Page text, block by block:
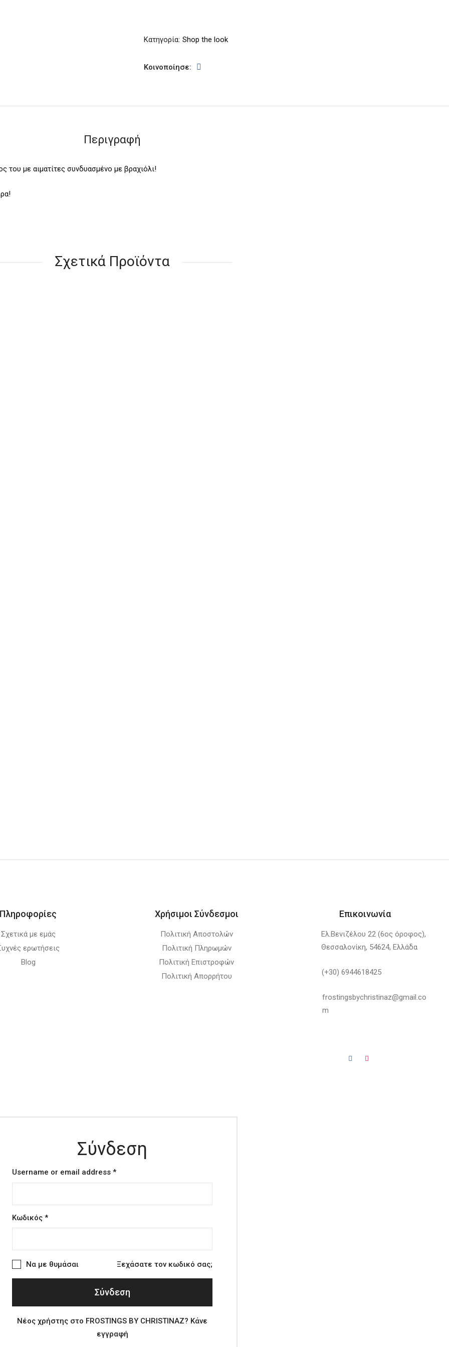
Κατηγορία: Shop the look
Κοινοποίησε:
Περιγραφή
του με αιματίτες συνδυασμένο με βραχιόλι!
Σχετικά Προϊόντα
Πληροφορίες
Σχετικά με εμάς
ερωτήσεις
Blog
Χρήσιμοι Σύνδεσμοι
Πολιτική Αποστολών
Πολιτική Πληρωμών
Πολιτική Επιστροφών
Πολιτική Απορρήτου
Επικοινωνία
Ελ.Βενιζέλου 22 (6ος όροφος),
Θεσσαλονίκη, 54624, Ελλάδα
(+30) 6944618425
frostingsbychristinaz@gmail.co
m
Σύνδεση
Username or email address *
Κωδικός *
Να με θυμάσαι Ξεχάσατε τον κωδικό σας;
Σύνδεση
Νέος χρήστης στο FROSTINGS BY CHRISTINAZ? Κάνε
εγγραφή